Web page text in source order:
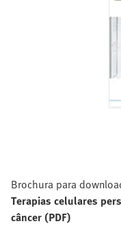
Brochura para
Terapias celulares
câncer (PDF)